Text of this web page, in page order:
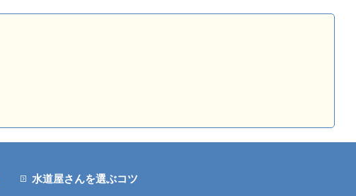
水道屋さんを選ぶコツ